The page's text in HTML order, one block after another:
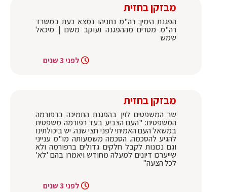
מבזקן בחזית
הפגנת הימין: רה"מ נתניהו נמצא כעת במשרד
רה"מ מטרים מההפגנה ועוקב משם | מיכאל
שמש
לפני 3 שנים
מבזקן בחזית
שר המשפטים לוין בהפגנת התמיכה ברפורמה
המשפטית: "העם הצביע בעד רפורמה משפטית
במשאל העם האמיתי לפני חצי שנה. יש ביכולתינו
להגיע להסכמה. הסכמה משמעותה מו"מ ענייני
וגם נכונות לקבל חלקים גדולים ברפורמה ולא
שייערכו דיונים למעלה מחודש ויאמרו בהם 'לא'
לכל הצעה"
לפני 3 שנים